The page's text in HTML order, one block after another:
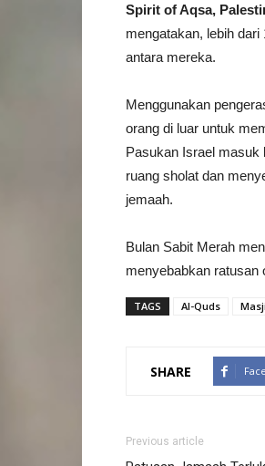
Spirit of Aqsa,
mengatakan, lebih
antara mereka.
Menggunakan
orang di luar untuk
Pasukan Israel masuk
ruang sholat dan
jemaah.
Bulan Sabit Merah
menyebabkan ratusan
TAGS Al-Quds
SHARE
Previous article